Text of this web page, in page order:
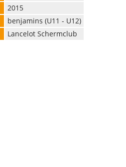
2015
benjamins (U11 - U12)
Lancelot Schermclub